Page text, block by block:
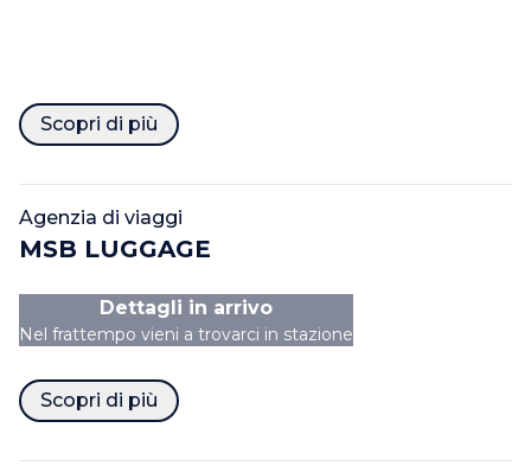
Scopri di più
Agenzia di viaggi
MSB LUGGAGE
Dettagli in arrivo
Nel frattempo vieni a trovarci in stazione
Scopri di più